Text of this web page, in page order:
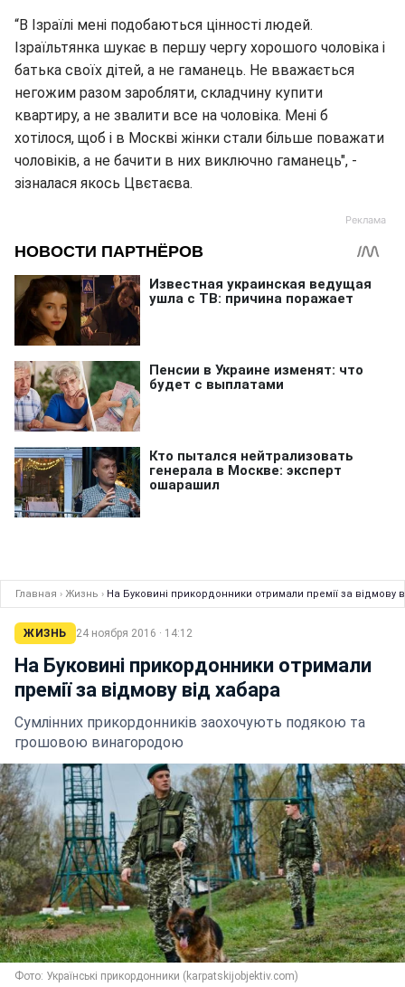
“В Ізраїлі мені подобаються цінності людей.
Ізраїльтянка шукає в першу чергу хорошого чоловіка і
батька своїх дітей, а не гаманець. Не вважається
негожим разом заробляти, складчину купити
квартиру, а не звалити все на чоловіка. Мені б
хотілося, щоб і в Москві жінки стали більше поважати
чоловіків, а не бачити в них виключно гаманець", -
зізналася якось Цвєтаєва.
Главная › Жизнь › На Буковині прикордонники отримали премії за відмову
ЖИЗНЬ 24 ноября 2016 · 14:12
На Буковині прикордонники отримали
премії за відмову від хабара
Сумлінних прикордонників заохочують подякою та
грошовою винагородою
Фото: Українські прикордонники (karpatskijobjektiv.com)